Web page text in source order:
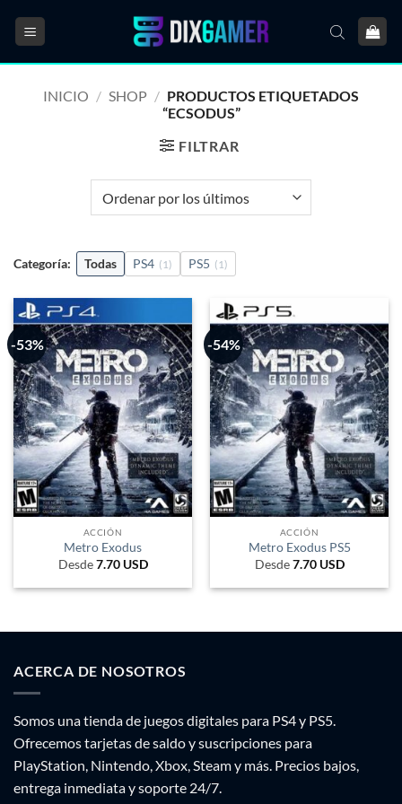
INICIO / SHOP / PRODUCTOS ETIQUETADOS
“ECSODUS”
FILTRAR
Categoría: Todas PS4 (1) PS5 (1)
-53%
ACCIÓN
Metro Exodus
Desde7.70 USD
-54%
ACCIÓN
Metro Exodus PS5
Desde7.70 USD
ACERCA DE NOSOTROS
Somos una tienda de juegos digitales para PS4 y PS5.
Ofrecemos tarjetas de saldo y suscripciones para
PlayStation, Nintendo, Xbox, Steam y más. Precios bajos,
entrega inmediata y soporte 24/7.